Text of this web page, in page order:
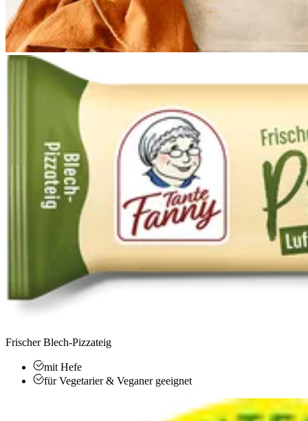
Frischer Blech-Pizzateig
mit Hefe
für Vegetarier & Veganer geeignet